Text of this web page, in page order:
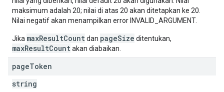
maksimum adalah 20; nilai di atas 20 akan ditetapkan ke 20.
Nilai negatif akan menampilkan error INVALID_ARGUMENT.
Jika maxResultCountdan pageSize ditentukan,
maxResultCountakan diabaikan.
pageToken
string